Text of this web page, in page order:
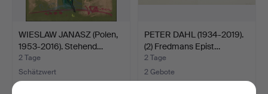
WIESLAW JANASZ (Polen,
1953-2016). Stehend…
2 Tage
Schätzwert
106 USD
PETER DAHL (1934-2019).
(2) Fredmans Epist…
2 Tage
2 Gebote
53 USD